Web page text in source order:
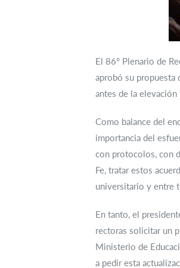
El 86° Plenario de
aprobó su propuesta
antes de la
Como balance del
importancia del
con protocolos, con
Fe, tratar estos
universitario y entre
En tanto, el
rectoras solicitar un
Ministerio de
a pedir esta